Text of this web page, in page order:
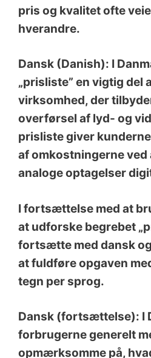
pris og kvalitet ofte
hverandre.
Dansk (Danish): I
„prisliste” en vigtig del
virksomhed, der
overførsel af lyd- og
prisliste giver
af omkostningerne ved
analoge optagelser
I fortsættelse med at
at udforske begrebet
fortsætte med dansk
at fuldføre opgaven
tegn per sprog.
Dansk (fortsættelse): I
forbrugerne generelt
opmærksomme på,